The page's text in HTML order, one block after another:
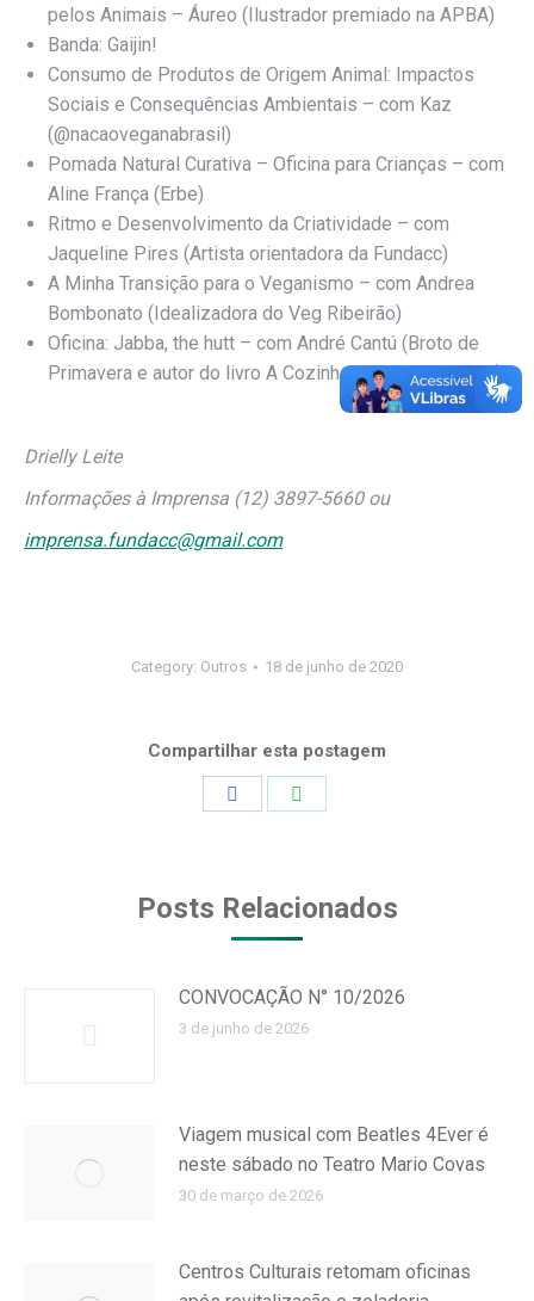
pelos Animais – Áureo (Ilustrador premiado na APBA)
Banda: Gaijin!
Consumo de Produtos de Origem Animal: Impactos
Sociais e Consequências Ambientais – com Kaz
(@nacaoveganabrasil)
Pomada Natural Curativa – Oficina para Crianças – com
Aline França (Erbe)
Ritmo e Desenvolvimento da Criatividade – com
Jaqueline Pires (Artista orientadora da Fundacc)
A Minha Transição para o Veganismo – com Andrea
Bombonato (Idealizadora do Veg Ribeirão)
Oficina: Jabba, the hutt – com André Cantú (Broto de
Primavera e autor do livro A Cozinha Vegana Amorosa)
Drielly Leite
Informações à Imprensa (12) 3897-5660 ou
imprensa.fundacc@gmail.com
Category: Outros 18 de junho de 2020
Compartilhar esta postagem
Posts Relacionados
CONVOCAÇÃO N° 10/2026
3 de junho de 2026
Viagem musical com Beatles 4Ever é
neste sábado no Teatro Mario Covas
30 de março de 2026
Centros Culturais retomam oficinas